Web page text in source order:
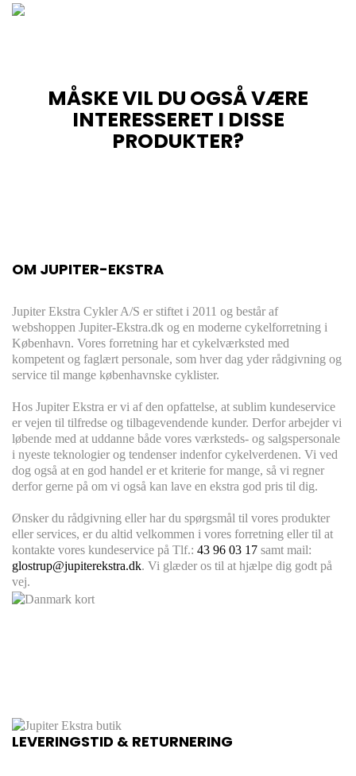
MÅSKE VIL DU OGSÅ VÆRE
INTERESSERET I DISSE
PRODUKTER?
OM JUPITER-EKSTRA
Jupiter Ekstra Cykler A/S er stiftet i 2011 og består af
webshoppen Jupiter-Ekstra.dk og en moderne cykelforretning i
København. Vores forretning har et cykelværksted med
kompetent og faglært personale, som hver dag yder rådgivning og
service til mange københavnske cyklister.
Hos Jupiter Ekstra er vi af den opfattelse, at sublim kundeservice
er vejen til tilfredse og tilbagevendende kunder. Derfor arbejder vi
løbende med at uddanne både vores værksteds- og salgspersonale
i nyeste teknologier og tendenser indenfor cykelverdenen. Vi ved
dog også at en god handel er et kriterie for mange, så vi regner
derfor gerne på om vi også kan lave en ekstra god pris til dig.
Ønsker du rådgivning eller har du spørgsmål til vores produkter
eller services, er du altid velkommen i vores forretning eller til at
kontakte vores kundeservice på Tlf.: 43 96 03 17 samt mail:
glostrup@jupiterekstra.dk. Vi glæder os til at hjælpe dig godt på
vej.
LEVERINGSTID & RETURNERING